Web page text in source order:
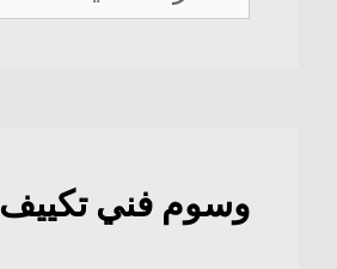
تكييف
وسوم فني تكييف